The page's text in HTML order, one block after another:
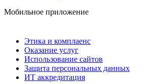
Мобильное приложение
Этика и комплаенс
Оказание услуг
Использование сайтов
Защита персональных данных
ИТ аккредитация